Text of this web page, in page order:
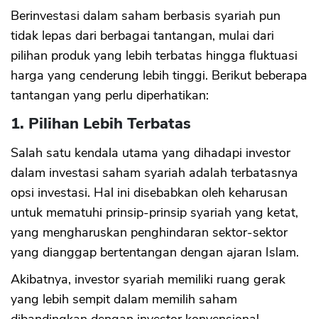
Berinvestasi dalam saham berbasis syariah pun
tidak lepas dari berbagai tantangan, mulai dari
pilihan produk yang lebih terbatas hingga fluktuasi
harga yang cenderung lebih tinggi. Berikut beberapa
tantangan yang perlu diperhatikan:
1. Pilihan Lebih Terbatas
Salah satu kendala utama yang dihadapi investor
dalam investasi saham syariah adalah terbatasnya
opsi investasi. Hal ini disebabkan oleh keharusan
untuk mematuhi prinsip-prinsip syariah yang ketat,
yang mengharuskan penghindaran sektor-sektor
yang dianggap bertentangan dengan ajaran Islam.
Akibatnya, investor syariah memiliki ruang gerak
yang lebih sempit dalam memilih saham